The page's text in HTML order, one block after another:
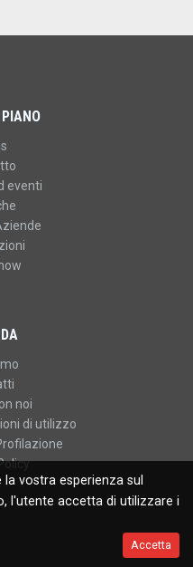
vostra esperienza sul
l'utente accetta di utilizzare i
Accetta
eventi
noi
di utilizzo